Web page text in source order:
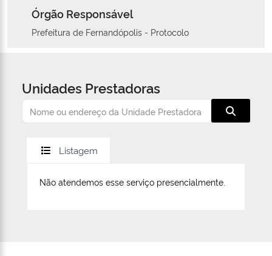
Órgão Responsável
Prefeitura de Fernandópolis - Protocolo
Unidades Prestadoras
Listagem
Não atendemos esse serviço presencialmente.